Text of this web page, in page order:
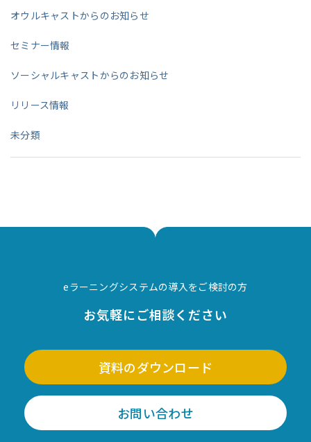
オウルキャストからのお知らせ
セミナー情報
ソーシャルキャストからのお知らせ
リリース情報
未分類
eラーニングシステムの導入をご検討の方
お気軽にご相談ください
資料のダウンロード
お問い合わせ